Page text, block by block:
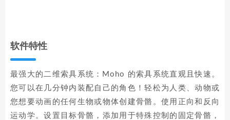
软件特性
最强大的二维索具系统：Moho 的索具系统直观且快速。
您可以在几分钟内装配自己的角色！轻松为人类、动物或
您想要动画的任何生物或物体创建骨骼。使用正向和反向
运动学。设置目标骨骼，添加用于特殊控制的固定骨骼，